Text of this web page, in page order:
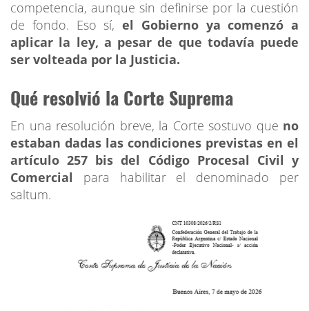
competencia, aunque sin definirse por la cuestión
de fondo. Eso sí, el Gobierno ya comenzó a
aplicar la ley, a pesar de que todavía puede
ser volteada por la Justicia.
Qué resolvió la Corte Suprema
En una resolución breve, la Corte sostuvo que no
estaban dadas las condiciones previstas en el
artículo 257 bis del Código Procesal Civil y
Comercial para habilitar el denominado per
saltum.